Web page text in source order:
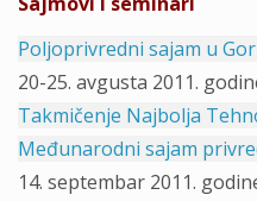
Poljoprivredni sajam u
20-25. avgusta 2011.
Takmičenje Najbolja
Međunarodni sajam
14. septembar 2011.